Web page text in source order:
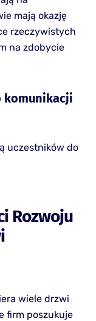
mają okazję
rzeczywistych
na zdobycie
komunikacji
uczestników do
Rozwoju
wiele drzwi
firm poszukuje